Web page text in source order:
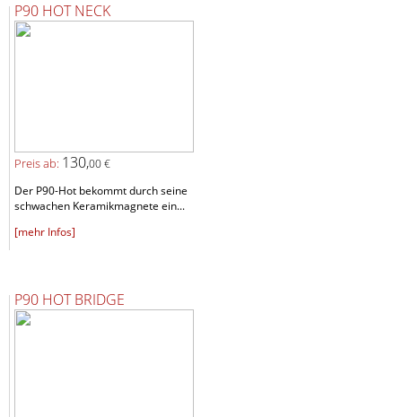
P90 HOT NECK
Preis ab: 130,00 €
Der P90-Hot bekommt durch seine
schwachen Keramikmagnete ein...
[mehr Infos]
P90 HOT BRIDGE